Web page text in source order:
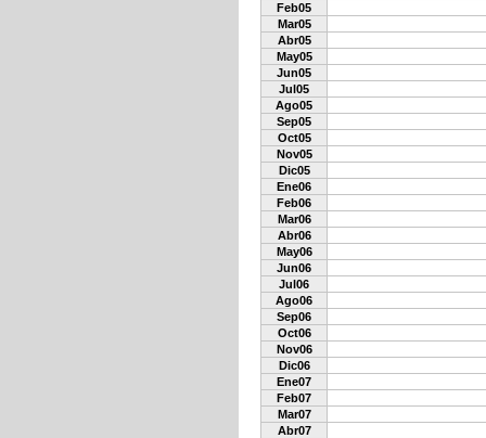
Feb05
Mar05
Abr05
May05
Jun05
Jul05
Ago05
Sep05
Oct05
Nov05
Dic05
Ene06
Feb06
Mar06
Abr06
May06
Jun06
Jul06
Ago06
Sep06
Oct06
Nov06
Dic06
Ene07
Feb07
Mar07
Abr07